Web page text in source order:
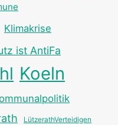
Klimakrise
ist AntiFa
Koeln
LützerathVerteidigen